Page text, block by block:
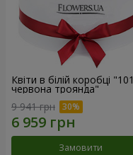
Квіти в білій коробці "101
червона троянда"
9 941 грн
Замовити